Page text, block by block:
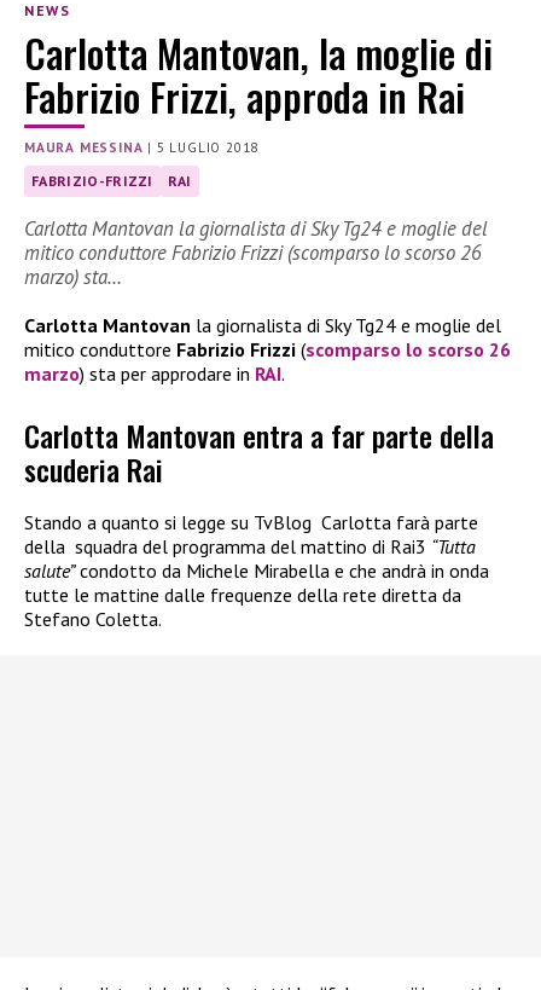
NEWS
Carlotta Mantovan, la moglie di
Fabrizio Frizzi, approda in Rai
MAURA MESSINA | 5 LUGLIO 2018
FABRIZIO-FRIZZI RAI
Carlotta Mantovan la giornalista di Sky Tg24 e moglie del
mitico conduttore Fabrizio Frizzi (scomparso lo scorso 26
marzo) sta…
Carlotta Mantovan la giornalista di Sky Tg24 e moglie del
mitico conduttore Fabrizio Frizzi (scomparso lo scorso 26
marzo) sta per approdare in RAI.
Carlotta Mantovan entra a far parte della
scuderia Rai
Stando a quanto si legge su TvBlog Carlotta farà parte
della squadra del programma del mattino di Rai3 “Tutta
salute”condotto da Michele Mirabella e che andrà in onda
tutte le mattine dalle frequenze della rete diretta da
Stefano Coletta.